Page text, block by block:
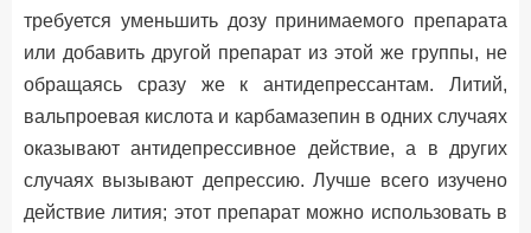
требуется уменьшить дозу принимаемого препарата
или добавить другой препарат из этой же группы, не
обращаясь сразу же к антидепрессантам. Литий,
вальпроевая кислота и карбамазепин в одних случаях
оказывают антидепрессивное действие, а в других
случаях вызывают депрессию. Лучше всего изучено
действие лития; этот препарат можно использовать в